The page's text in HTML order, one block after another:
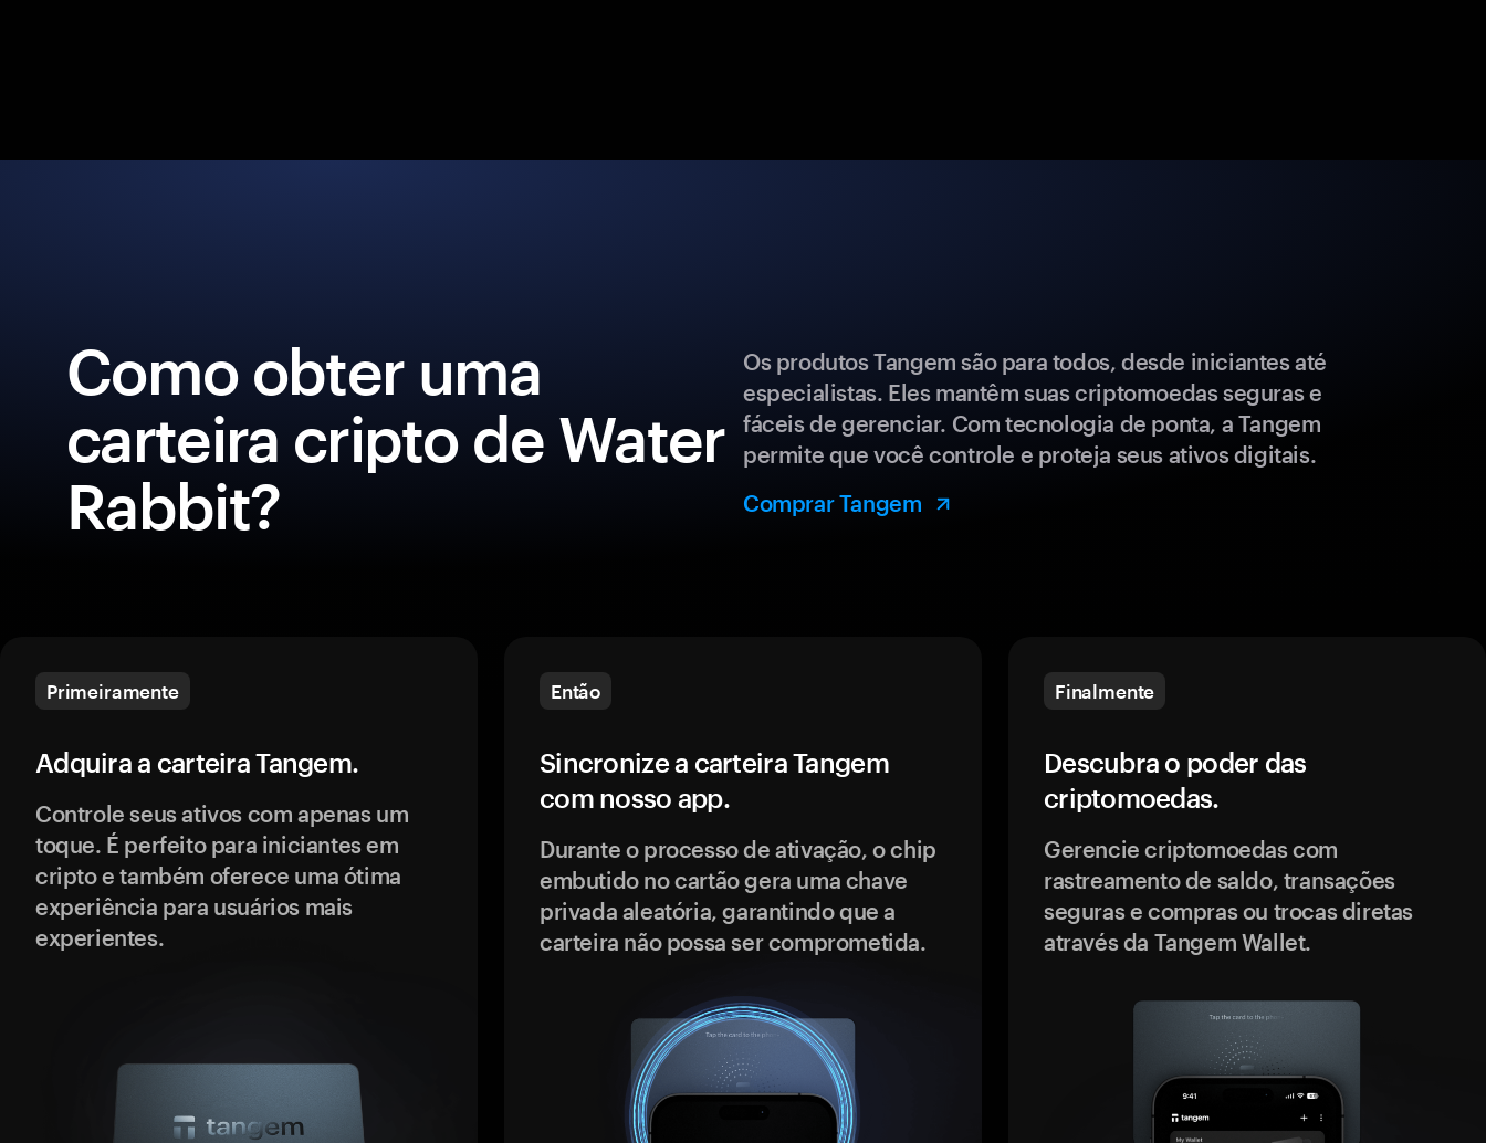
Como obter uma
carteira cripto de Water
Rabbit?
Os produtos Tangem são para todos, desde iniciantes até
especialistas. Eles mantêm suas criptomoedas seguras e
fáceis de gerenciar. Com tecnologia de ponta, a Tangem
permite que você controle e proteja seus ativos digitais.
Comprar Tangem
Primeiramente
Adquira a carteira Tangem.
Controle seus ativos com apenas um
toque. É perfeito para iniciantes em
cripto e também oferece uma ótima
experiência para usuários mais
experientes.
Então
Sincronize a carteira Tangem
com nosso app.
Durante o processo de ativação, o chip
embutido no cartão gera uma chave
privada aleatória, garantindo que a
carteira não possa ser comprometida.
Finalmente
Descubra o poder das
criptomoedas.
Gerencie criptomoedas com
rastreamento de saldo, transações
seguras e compras ou trocas diretas
através da Tangem Wallet.